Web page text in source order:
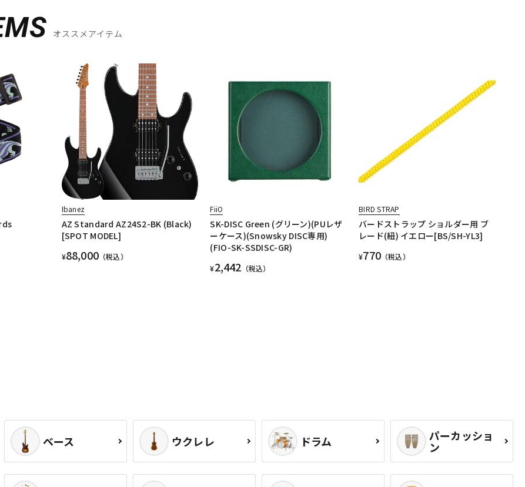
オススメアイテム
Ibanez
AZ Standard AZ24S2-BK (Black)
[SPOT MODEL]
¥88,000 （税込）
FiiO
SK-DISC Green (グリーン)(PUレザ
ーケース)(Snowsky DISC専用)
(FIO-SK-SSDISC-GR)
¥2,442 （税込）
BIRD STRAP
バードストラップ ショルダー用 ブ
レード(紐) イエロー[BS/SH-YL3]
¥770 （税込）
ベース ウクレレ ドラム パーカッショ
ン